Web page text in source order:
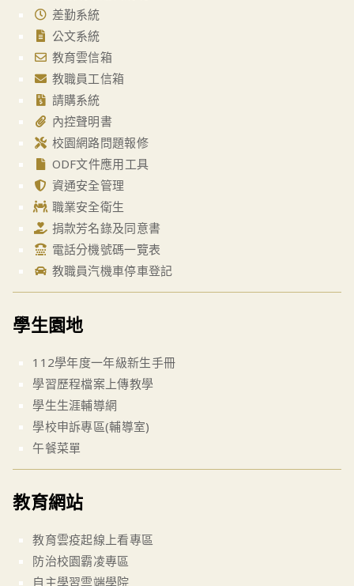
差勤系統
公文系統
教育雲信箱
教職員工信箱
請購系統
內控聲明書
校園網路問題報修
ODF文件應用工具
資通安全管理
職業安全衛生
捐款芳名錄及同意書
電話分機號碼一覽表
教職員汽機車停車登記
學生園地
112學年度一年級新生手冊
學習歷程檔案上傳教學
學生生涯輔導網
學校申訴專區(輔導室)
午餐菜單
教育網站
教育雲疫起線上看專區
防治校園霸凌專區
自主學習雲端學院